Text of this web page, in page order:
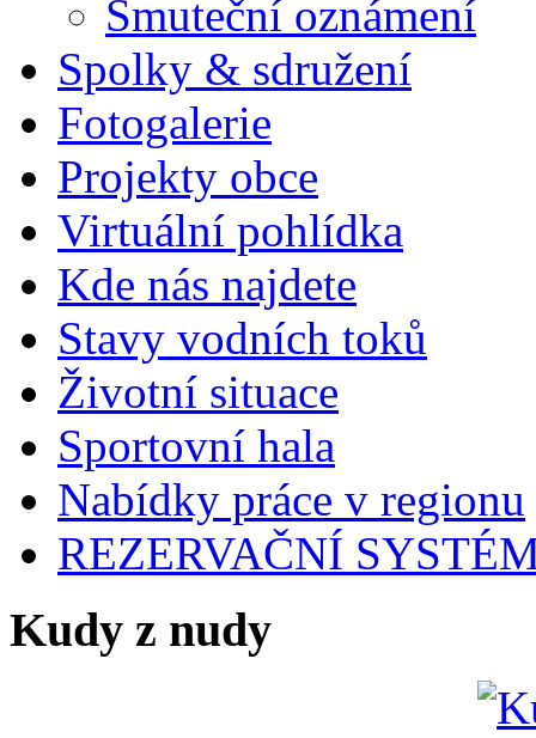
Smuteční oznámení
Spolky & sdružení
Fotogalerie
Projekty obce
Virtuální pohlídka
Kde nás najdete
Stavy vodních toků
Životní situace
Sportovní hala
Nabídky práce v regionu
REZERVAČNÍ
Kudy z nudy